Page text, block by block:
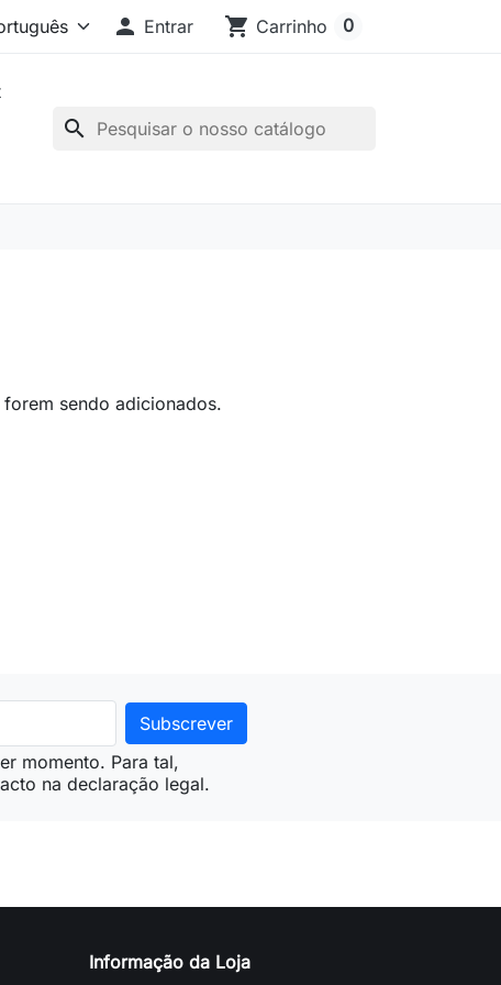
 Entrar shopping_cart Carrinho 0
search
sendo adicionados.
momento. Para tal,
na declaração legal.
Informação da Loja